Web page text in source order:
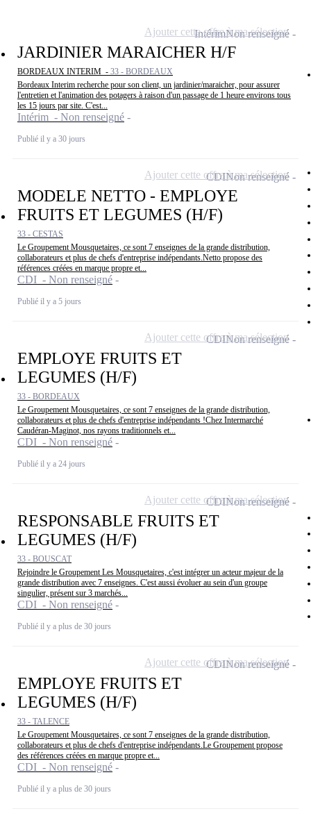
JARDINIER MARAICHER H/F
BORDEAUX INTERIM - 33 - BORDEAUX
Bordeaux Interim recherche pour son client, un jardinier/maraicher, pour assurer
l'entretien et l'animation des potagers à raison d'un passage de 1 heure environs tous
les 15 jours par site. C'est...
Intérim - Non renseigné
Publié il y a 30 jours
IntérimNon renseigné
Ajouter cette offre à ma sélection
MODELE NETTO - EMPLOYE
FRUITS ET LEGUMES (H/F)
33 - CESTAS
Le Groupement Mousquetaires, ce sont 7 enseignes de la grande distribution,
collaborateurs et plus de chefs d'entreprise indépendants.Netto propose des
références créées en marque propre et...
CDI - Non renseigné
Publié il y a 5 jours
CDINon renseigné
Ajouter cette offre à ma sélection
EMPLOYE FRUITS ET
LEGUMES (H/F)
33 - BORDEAUX
Le Groupement Mousquetaires, ce sont 7 enseignes de la grande distribution,
collaborateurs et plus de chefs d'entreprise indépendants !Chez Intermarché
Caudéran-Maginot, nos rayons traditionnels et...
CDI - Non renseigné
Publié il y a 24 jours
CDINon renseigné
Ajouter cette offre à ma sélection
RESPONSABLE FRUITS ET
LEGUMES (H/F)
33 - BOUSCAT
Rejoindre le Groupement Les Mousquetaires, c'est intégrer un acteur majeur de la
grande distribution avec 7 enseignes. C'est aussi évoluer au sein d'un groupe
singulier, présent sur 3 marchés...
CDI - Non renseigné
Publié il y a plus de 30 jours
CDINon renseigné
Ajouter cette offre à ma sélection
EMPLOYE FRUITS ET
LEGUMES (H/F)
33 - TALENCE
Le Groupement Mousquetaires, ce sont 7 enseignes de la grande distribution,
collaborateurs et plus de chefs d'entreprise indépendants.Le Groupement propose
des références créées en marque propre et...
CDI - Non renseigné
Publié il y a plus de 30 jours
CDINon renseigné
Ajouter cette offre à ma sélection